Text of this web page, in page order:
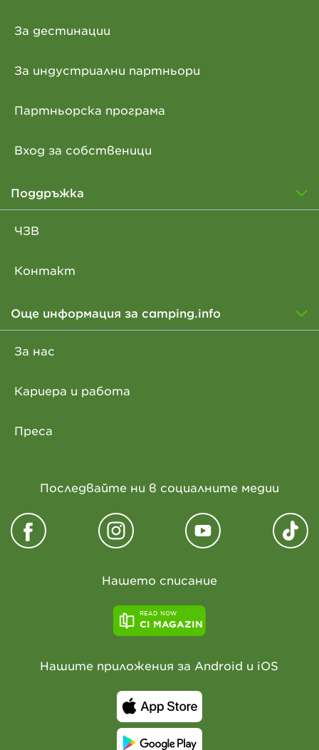
За дестинации
За индустриални партньори
Партньорска програма
Вход за собственици
Поддръжка
ЧЗВ
Контакт
Още информация за camping.info
За нас
Кариера и работа
Преса
Последвайте ни в социалните медии
Нашето списание
READ NOW
CI MAGAZIN
Нашите приложения за Android и iOS